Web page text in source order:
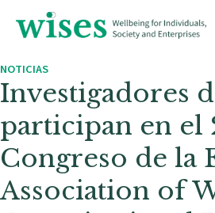
contenido
NOTICIAS
Investigadores
participan en el
Congreso de la
Association of